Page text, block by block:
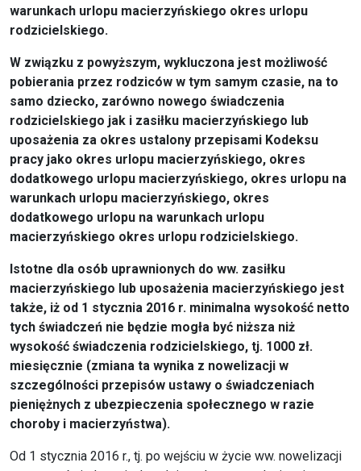
warunkach urlopu macierzyńskiego okres urlopu
rodzicielskiego.
W związku z powyższym, wykluczona jest możliwość
pobierania przez rodziców w tym samym czasie, na to
samo dziecko, zarówno nowego świadczenia
rodzicielskiego jak i zasiłku macierzyńskiego lub
uposażenia za okres ustalony przepisami Kodeksu
pracy jako okres urlopu macierzyńskiego, okres
dodatkowego urlopu macierzyńskiego, okres urlopu na
warunkach urlopu macierzyńskiego, okres
dodatkowego urlopu na warunkach urlopu
macierzyńskiego okres urlopu rodzicielskiego.
Istotne dla osób uprawnionych do ww. zasiłku
macierzyńskiego lub uposażenia macierzyńskiego jest
także, iż od 1 stycznia 2016 r. minimalna wysokość netto
tych świadczeń nie będzie mogła być niższa niż
wysokość świadczenia rodzicielskiego, tj. 1000 zł.
miesięcznie (zmiana ta wynika z nowelizacji w
szczególności przepisów ustawy o świadczeniach
pieniężnych z ubezpieczenia społecznego w razie
choroby i macierzyństwa).
Od 1 stycznia 2016 r., tj. po wejściu w życie ww. nowelizacji